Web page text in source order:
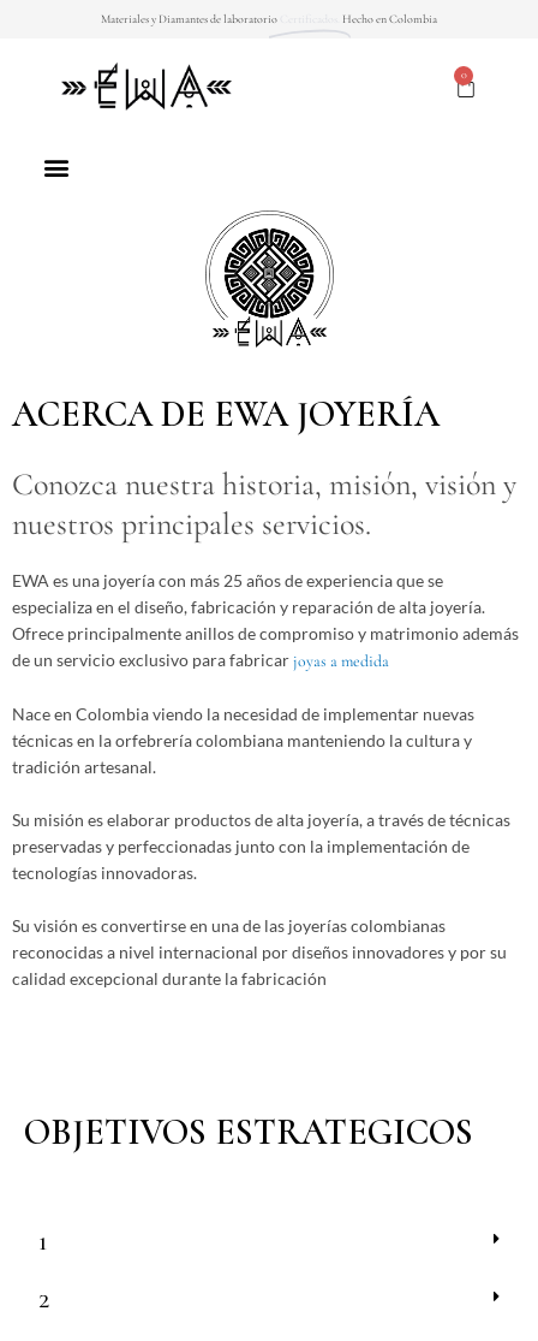
Materiales y Diamantes de laboratorio Hecho en Colombia
0
CART
Menu
ACERCA DE EWA JOYERÍA
Conozca nuestra historia, misión, visión y
nuestros principales servicios.
EWA es una joyería con más 25 años de experiencia que se
especializa en el diseño, fabricación y reparación de alta joyería.
Ofrece principalmente anillos de compromiso y matrimonio además
de un servicio exclusivo para fabricarjoyas a medida
Nace en Colombia viendo la necesidad de implementar nuevas
técnicas en la orfebrería colombiana manteniendo la cultura y
tradición artesanal.
Su misión es elaborar productos de alta joyería, a través de técnicas
preservadas y perfeccionadas junto con la implementación de
tecnologías innovadoras.
Su visión es convertirse en una de las joyerías colombianas
reconocidas a nivel internacional por diseños innovadores y por su
calidad excepcional durante la fabricación
OBJETIVOS ESTRATEGICOS
1
2